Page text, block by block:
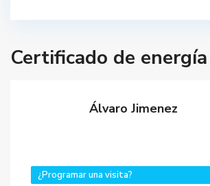
Certificado de energía
Álvaro Jimenez
¿Programar una visita?